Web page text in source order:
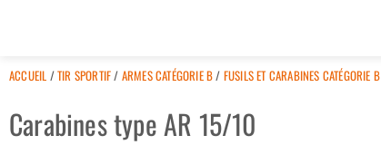
ACCUEIL /TIR SPORTIF/ ARMES CATÉGORIE B/ FUSILS ET CARABINES CATÉGORIE B
Carabines type AR 15/10